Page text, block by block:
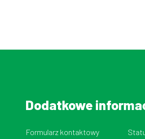
Dodatkowe
Formularz kontaktowy